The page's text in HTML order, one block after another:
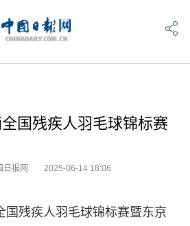
国残疾人羽毛球锦标赛
日报网 2025-06-14 18:06
国残疾人羽毛球锦标赛暨东京